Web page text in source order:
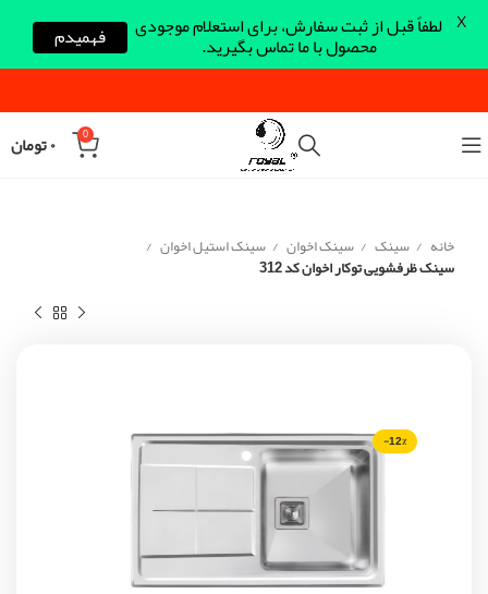
0 ۰تومان
خانه سینک سینک اخوان سینک استیل اخوان
سینک ظرفشویی توکار اخوان کد 312
-12%
لطفاً قبل از ثبت سفارش، برای استعلام موجودی
محصول با ما تماس بگیرید. فهمیدم X